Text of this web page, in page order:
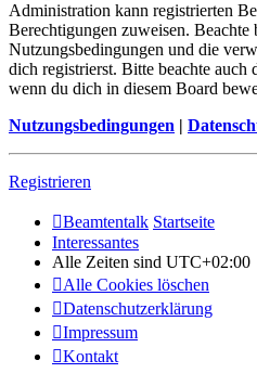
Administration kann registrierten
Berechtigungen zuweisen. Beachte
Nutzungsbedingungen und die
dich registrierst. Bitte beachte auch
wenn du dich in diesem Board
Nutzungsbedingungen |
Registrieren
Beamtentalk Startseite
Interessantes
Alle Zeiten sind UTC+02:00
Alle Cookies löschen
Datenschutzerklärung
Impressum
Kontakt